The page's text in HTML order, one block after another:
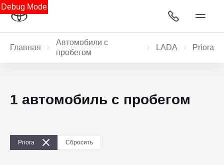
Debug Mode
Главная
Автомобили с
пробегом
LADA Priora
1 автомобиль с пробегом
Priora Сбросить